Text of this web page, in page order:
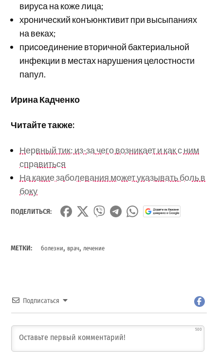
вируса на коже лица;
хронический конъюнктивит при высыпаниях
на веках;
присоединение вторичной бактериальной
инфекции в местах нарушения целостности
папул.
Ирина Кадченко
Читайте также:
Нервный тик: из-за чего возникает и как с ним
справиться
На какие заболевания может указывать боль в
боку
ПОДЕЛИТЬСЯ:
МЕТКИ: болезни, врач,лечение
Подписаться
500